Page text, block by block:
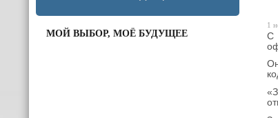
МОЙ ВЫБОР, МОЁ БУДУЩЕЕ
1
С